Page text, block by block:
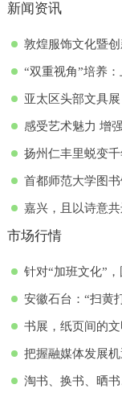
新闻资讯
敦煌服饰文化暨
“双重视角”培养
亚太区头部文具
首都师范大学图
嘉兴，且以诗意
市场行情
书展，纸页间的
把握融媒体发展